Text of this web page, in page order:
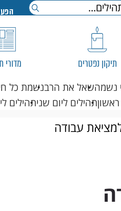
תיקון נפטרים מדורי
נשמהשאל את הרבנשמת כל
תהילים ליום שניתהילים
עבודה